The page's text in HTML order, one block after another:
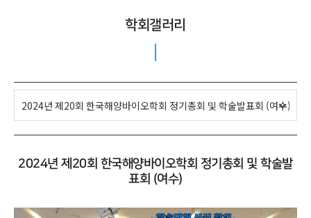
학회갤러리
2024년 제20회 한국해양바이오학회 정기총회 및 학술발
표회 (여수)